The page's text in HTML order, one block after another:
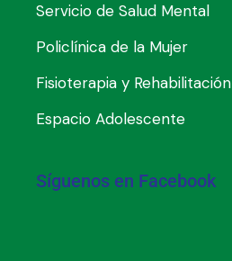
Servicio de Salud Mental
Policlínica de la Mujer
Fisioterapia y Rehabilitación
Espacio Adolescente
Síguenos en Facebook